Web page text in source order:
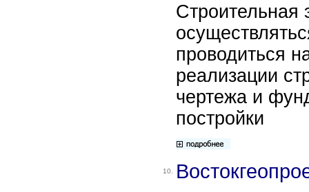
Строительная
проводиться
реализации
чертежа и
постройки
10.